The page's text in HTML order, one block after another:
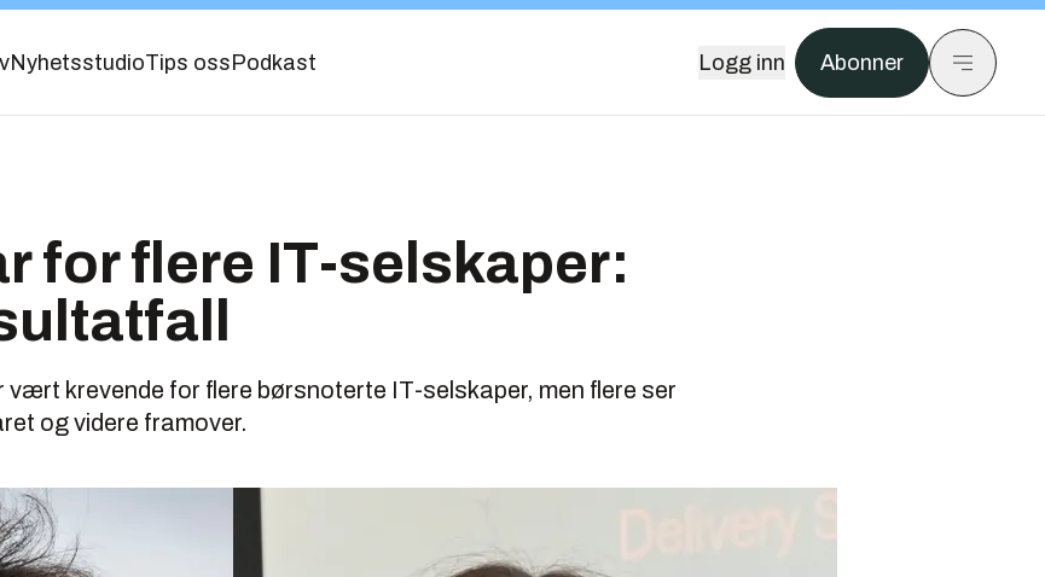
NyhetsstudioTips oss Podkast Logg inn Abonner
for flere IT-selskaper:
vært krevende for flere børsnoterte IT-selskaper, men flere ser
og videre framover.